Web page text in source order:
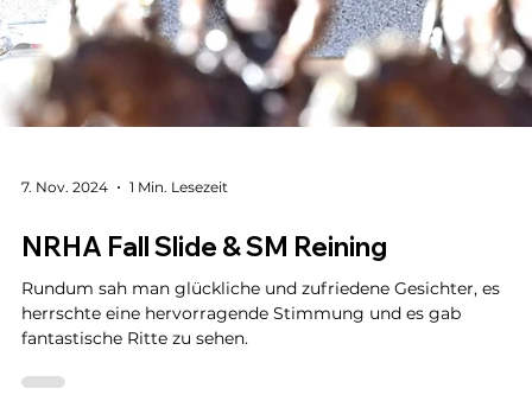
2024 anlässlich der Christmas Party
Die NRHA Switzerland gratuliert herzlich